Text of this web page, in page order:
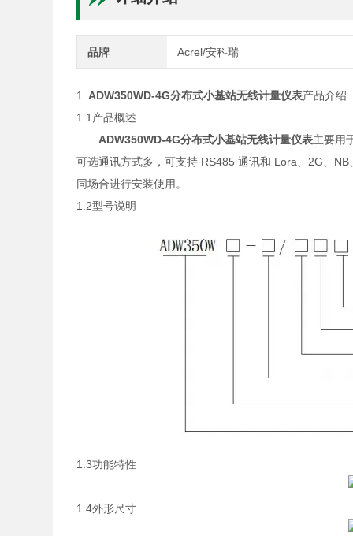
品牌 Acrel/安科瑞
1. ADW350WD-4G分布式小基站无线计量仪表产品介绍
1.1产品概述
ADW350WD-4G分布式小基站无线计量仪表主要用
可选通讯方式多，可支持 RS485 通讯和 Lora、2G、
同场合进行安装使用。
1.2型号说明
1.3功能特性
1.4外形尺寸